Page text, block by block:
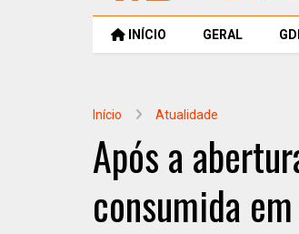
INÍCIO GERAL
Início Atualidade
Após a
consumida